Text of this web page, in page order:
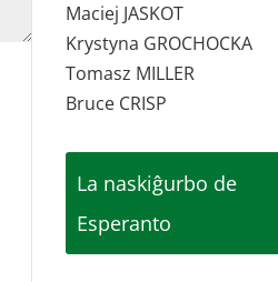
Maciej JASKOT
Krystyna GROCHOCKA
Tomasz MILLER
Bruce CRISP
La naskiĝurbo de
Esperanto